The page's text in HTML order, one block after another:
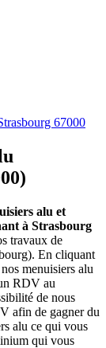
67000
alu et
à Strasbourg
travaux de
En cliquant
menuisiers alu
RDV au
de nous
afin de gagner du
alu ce qui vous
qui vous